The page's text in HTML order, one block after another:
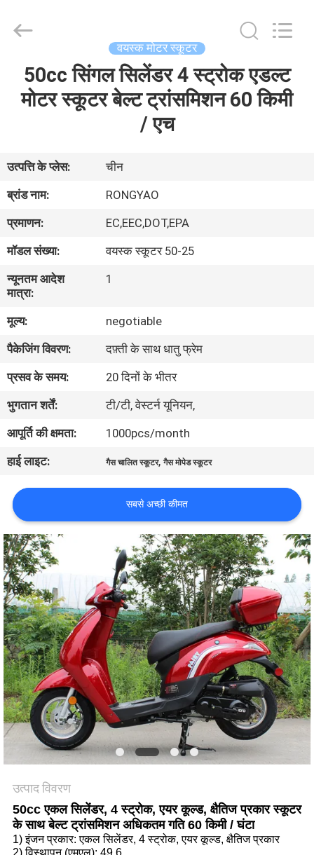
हमारे
बारे
में
कारखाना
भ्रमण
गुणवत्ता
नियंत्रण
संपर्क
करें
एक
उद्धरण
की
विनती
करे
साइटमैप
गोपनीयता
नीति
Vehicle
Co.,Ltd.
वयस्क मोटर स्कूटर
50cc सिंगल सिलेंडर 4 स्ट्रोक एडल्ट
मोटर स्कूटर बेल्ट ट्रांसमिशन 60 किमी
/ एच
उत्पत्ति के प्लेस:
चीन
ब्रांड नाम:
RONGYAO
प्रमाणन:
EC,EEC,DOT,EPA
मॉडल संख्या:
वयस्क स्कूटर 50-25
न्यूनतम आदेश
मात्रा:
1
मूल्य:
negotiable
पैकेजिंग विवरण:
दफ़्ती के साथ धातु फ्रेम
प्रसव के समय:
20 दिनों के भीतर
भुगतान शर्तें:
टी/टी, वेस्टर्न यूनियन,
आपूर्ति की क्षमता:
1000pcs/month
हाई लाइट:
गैस चालित स्कूटर,गैस मोपेड स्कूटर
सबसे अच्छी कीमत
उत्पाद विवरण
50cc एकल सिलेंडर, 4 स्ट्रोक, एयर कूल्ड, क्षैतिज प्रकार स्कूटर
के साथ बेल्ट ट्रांसमिशन अधिकतम गति 60 किमी / घंटा
1) इंजन प्रकार: एकल सिलेंडर, 4 स्ट्रोक, एयर कूल्ड, क्षैतिज प्रकार